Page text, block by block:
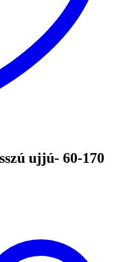
ujjú- 60-170